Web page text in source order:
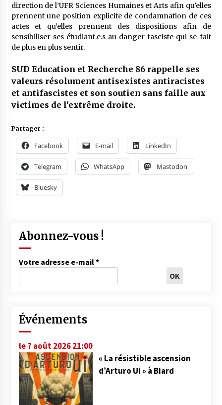
direction de l’UFR Sciences Humaines et Arts afin qu’elles
prennent une position explicite de condamnation de ces
actes et qu’elles prennent des dispositions afin de
sensibiliser ses étudiant.e.s au danger fasciste qui se fait
de plus en plus sentir.
SUD Education et Recherche 86 rappelle ses
valeurs résolument antisexistes antiracistes
et antifascistes et son soutien sans faille aux
victimes de l’extrême droite.
Partager :
Facebook E-mail LinkedIn
Telegram WhatsApp Mastodon
Bluesky
Abonnez-vous !
Votre adresse e-mail*
Événements
le 7 août 2026 21:00
« La résistible ascension
d’Arturo Ui » à Biard